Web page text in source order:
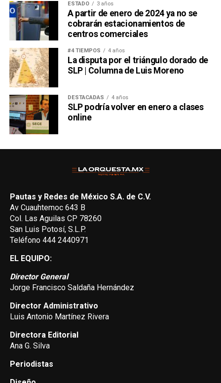
ESTADO 3 años
A partir de enero de 2024 ya no se
cobrarán estacionamientos de
centros comerciales
#4 TIEMPOS 4 años
La disputa por el triángulo dorado de
SLP | Columna de Luis Moreno
DESTACADAS 4 años
SLP podría volver en enero a clases
online
Pautas y Redes de México S.A. de C.V.
Av Cuauhtemoc 643 B
Col. Las Aguilas CP 78260
San Luis Potosí, S.L.P.
Teléfono 444 2440971
EL EQUIPO:
Director General
Jorge Francisco Saldaña Hernández
Director Administrativo
Luis Antonio Martínez Rivera
Directora Editorial
Ana G. Silva
Periodistas